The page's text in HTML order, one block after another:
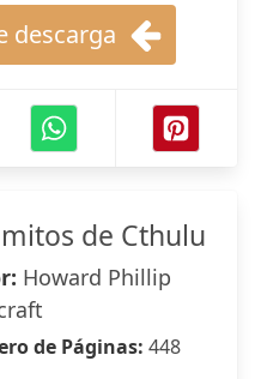
descarga
de Cthulu
Howard Phillip
de Páginas: 448